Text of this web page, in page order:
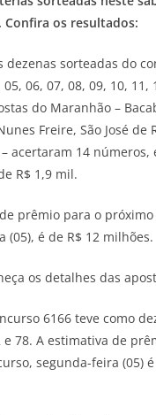
Confira os resultados:
dezenas sorteadas do
06, 07, 08, 09, 10, 11,
do Maranhão –
Freire, São José de
acertaram 14 números,
R$ 1,9 mil.
prêmio para o próximo
(05), é de R$ 12 milhões.
os detalhes das
6166 teve como
e 78. A estimativa de
segunda-feira (05)